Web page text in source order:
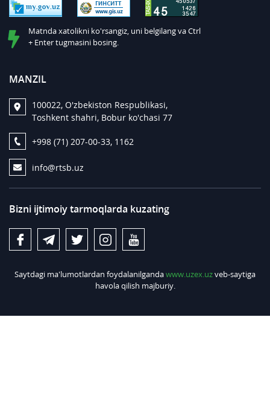
Matnda xatolikni ko'rsangiz, uni belgilang va Ctrl
+ Enter tugmasini bosing.
MANZIL
100022, O'zbekiston Respublikasi,
Toshkent shahri, Bobur ko'chasi 77
+998 (71) 207-00-33, 1162
info@rtsb.uz
Bizni ijtimoiy tarmoqlarda kuzating
Saytdagi ma'lumotlardan foydalanilgandawww.uzex.uzveb-saytiga
havola qilish majburiy.